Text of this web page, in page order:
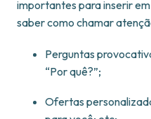
importantes para inserir
saber como chamar
Perguntas
“Por quê?”;
Ofertas